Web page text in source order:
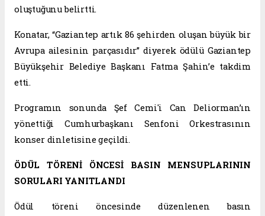
oluştuğunu belirtti.
Konatar, “Gaziantep artık 86 şehirden oluşan büyük bir
Avrupa ailesinin parçasıdır” diyerek ödülü Gaziantep
Büyükşehir Belediye Başkanı Fatma Şahin’e takdim
etti.
Programın sonunda Şef Cemi'i Can Deliorman’ın
yönettiği Cumhurbaşkanı Senfoni Orkestrasının
konser dinletisine geçildi.
ÖDÜL TÖRENİ ÖNCESİ BASIN MENSUPLARININ
SORULARI YANITLANDI
Ödül töreni öncesinde düzenlenen basın